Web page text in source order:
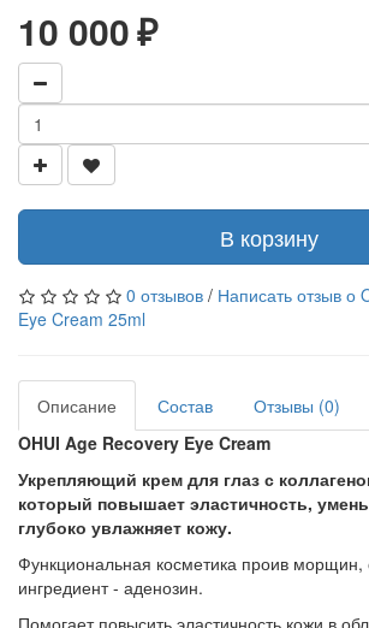
10 000 ₽
В корзину
0 отзывов / Написать отзыв о
Eye Cream 25ml
Описание Состав
Отзывы (0)
OHUI Age Recovery Eye Cream
Укрепляющий крем для глаз с
который повышает эластичность,
глубоко увлажняет кожу.
Функциональная косметика проив морщин,
ингредиент - аденозин.
Помогает повысить эластичность кожи в